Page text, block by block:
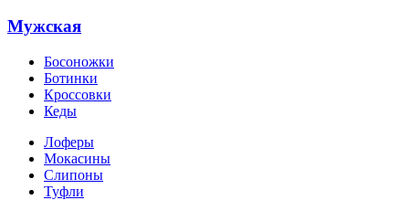
Мужская
Босоножки
Ботинки
Кроссовки
Кеды
Лоферы
Мокасины
Слипоны
Туфли